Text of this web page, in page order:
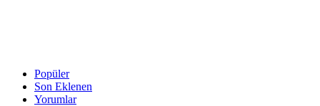
Popüler
Son Eklenen
Yorumlar